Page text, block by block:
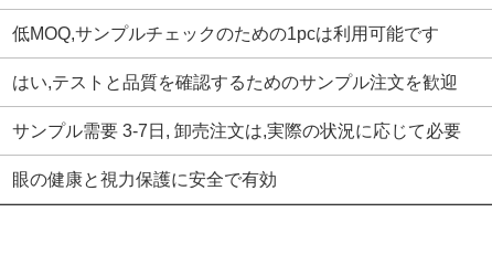
低MOQ,サンプルチェックのための1pcは利用可能です
はい,テストと品質を確認するためのサンプル注文を歓迎
サンプル需要 3-7日, 卸売注文は,実際の状況に応じて必要
眼の健康と視力保護に安全で有効